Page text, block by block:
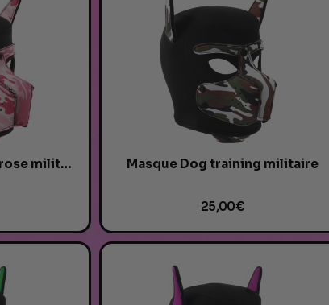
Masque Dog training rose militaire Masque Dog training militaire
25,00 €